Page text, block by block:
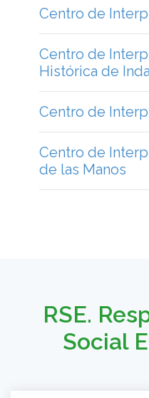
Centro de
Centro de
Histórica de
Centro de
Centro de
de las Manos
RSE.
Social